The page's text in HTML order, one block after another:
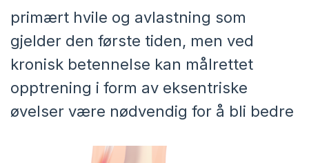
primært hvile og avlastning som
gjelder den første tiden, men ved
kronisk betennelse kan målrettet
opptrening i form av eksentriske
øvelser være nødvendig for å bli bedre